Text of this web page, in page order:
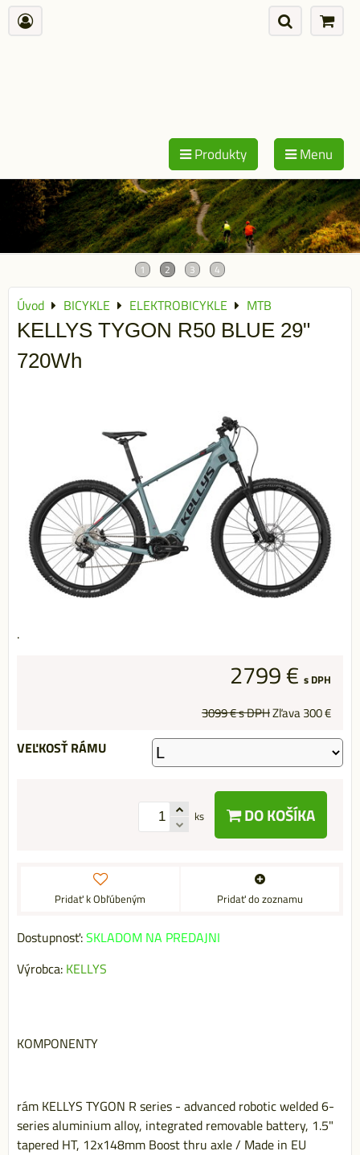
Produkty Menu
Úvod BICYKLE ELEKTROBICYKLE MTB
KELLYS TYGON R50 BLUE 29"
720Wh
.
2799 € s DPH
3099 €s DPHZľava300 €
VEĽKOSŤ RÁMU
ks DO KOŠÍKA
Pridať k Obľúbeným Pridať do zoznamu
Dostupnosť:SKLADOM NA PREDAJNI
Výrobca: KELLYS
KOMPONENTY
rám KELLYS TYGON R series - advanced robotic welded 6-
series aluminium alloy, integrated removable battery, 1.5"
tapered HT, 12x148mm Boost thru axle / Made in EU